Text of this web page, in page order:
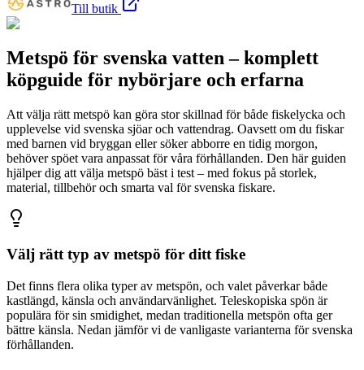
Till butik
Metspö för svenska vatten – komplett
köpguide för nybörjare och erfarna
Att välja rätt metspö kan göra stor skillnad för både fiskelycka och
upplevelse vid svenska sjöar och vattendrag. Oavsett om du fiskar
med barnen vid bryggan eller söker abborre en tidig morgon,
behöver spöet vara anpassat för våra förhållanden. Den här guiden
hjälper dig att välja metspö bäst i test – med fokus på storlek,
material, tillbehör och smarta val för svenska fiskare.
Välj rätt typ av metspö för ditt fiske
Det finns flera olika typer av metspön, och valet påverkar både
kastlängd, känsla och användarvänlighet. Teleskopiska spön är
populära för sin smidighet, medan traditionella metspön ofta ger
bättre känsla. Nedan jämför vi de vanligaste varianterna för svenska
förhållanden.